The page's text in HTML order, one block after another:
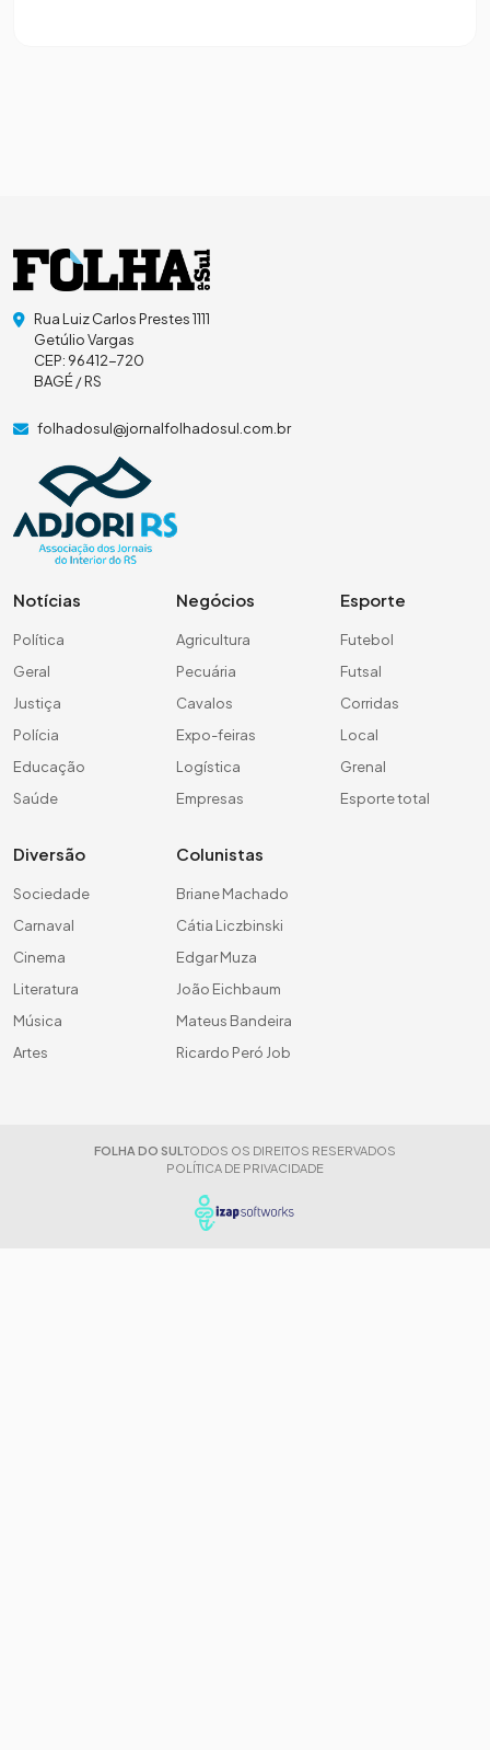
Rua Luiz Carlos Prestes 1111
Getúlio Vargas
CEP: 96412-720
BAGÉ / RS
folhadosul@jornalfolhadosul.com.br
Notícias
Política
Geral
Justiça
Polícia
Educação
Saúde
Negócios
Agricultura
Pecuária
Cavalos
Expo-feiras
Logística
Empresas
Esporte
Futebol
Futsal
Corridas
Local
Grenal
Esporte total
Diversão
Sociedade
Carnaval
Cinema
Literatura
Música
Artes
Colunistas
Briane Machado
Cátia Liczbinski
Edgar Muza
João Eichbaum
Mateus Bandeira
Ricardo Peró Job
FOLHA DO SUL TODOS OS DIREITOS RESERVADOS
POLÍTICA DE PRIVACIDADE